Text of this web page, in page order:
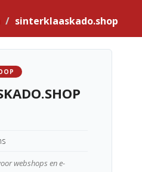
g
a
t
sinterklaaskado.shop
webshops en e-